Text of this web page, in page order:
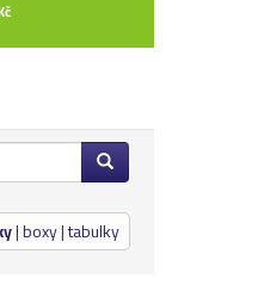
|boxy|tabulky